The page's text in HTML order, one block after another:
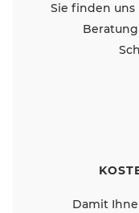
Sie finden
Damit